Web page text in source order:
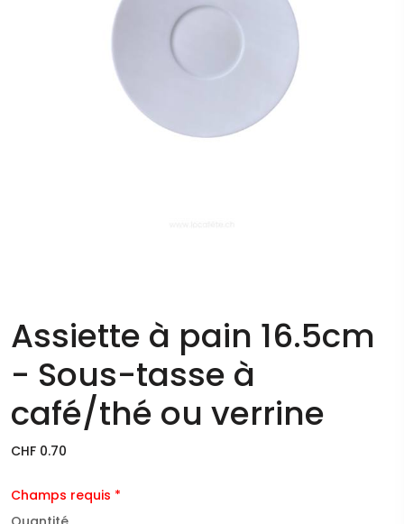
Assiette à pain 16.5cm
- Sous-tasse à
café/thé ou verrine
CHF 0.70
Champs requis *